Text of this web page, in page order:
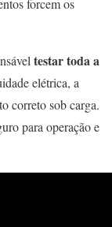
forcem os
testar toda a
elétrica, a
correto sob carga.
para operação e